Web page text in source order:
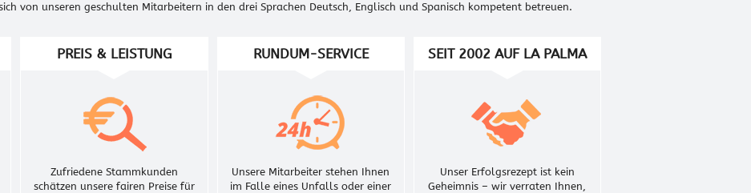
von unseren geschulten Mitarbeitern in den drei Sprachen Deutsch, Englisch und Spanisch kompetent betreuen.
PREIS & LEISTUNG
Zufriedene Stammkunden
schätzen unsere fairen Preise für
RUNDUM-SERVICE
Unsere Mitarbeiter stehen Ihnen
im Falle eines Unfalls oder einer
SEIT 2002 AUF LA PALMA
Unser Erfolgsrezept ist kein
Geheimnis – wir verraten Ihnen,